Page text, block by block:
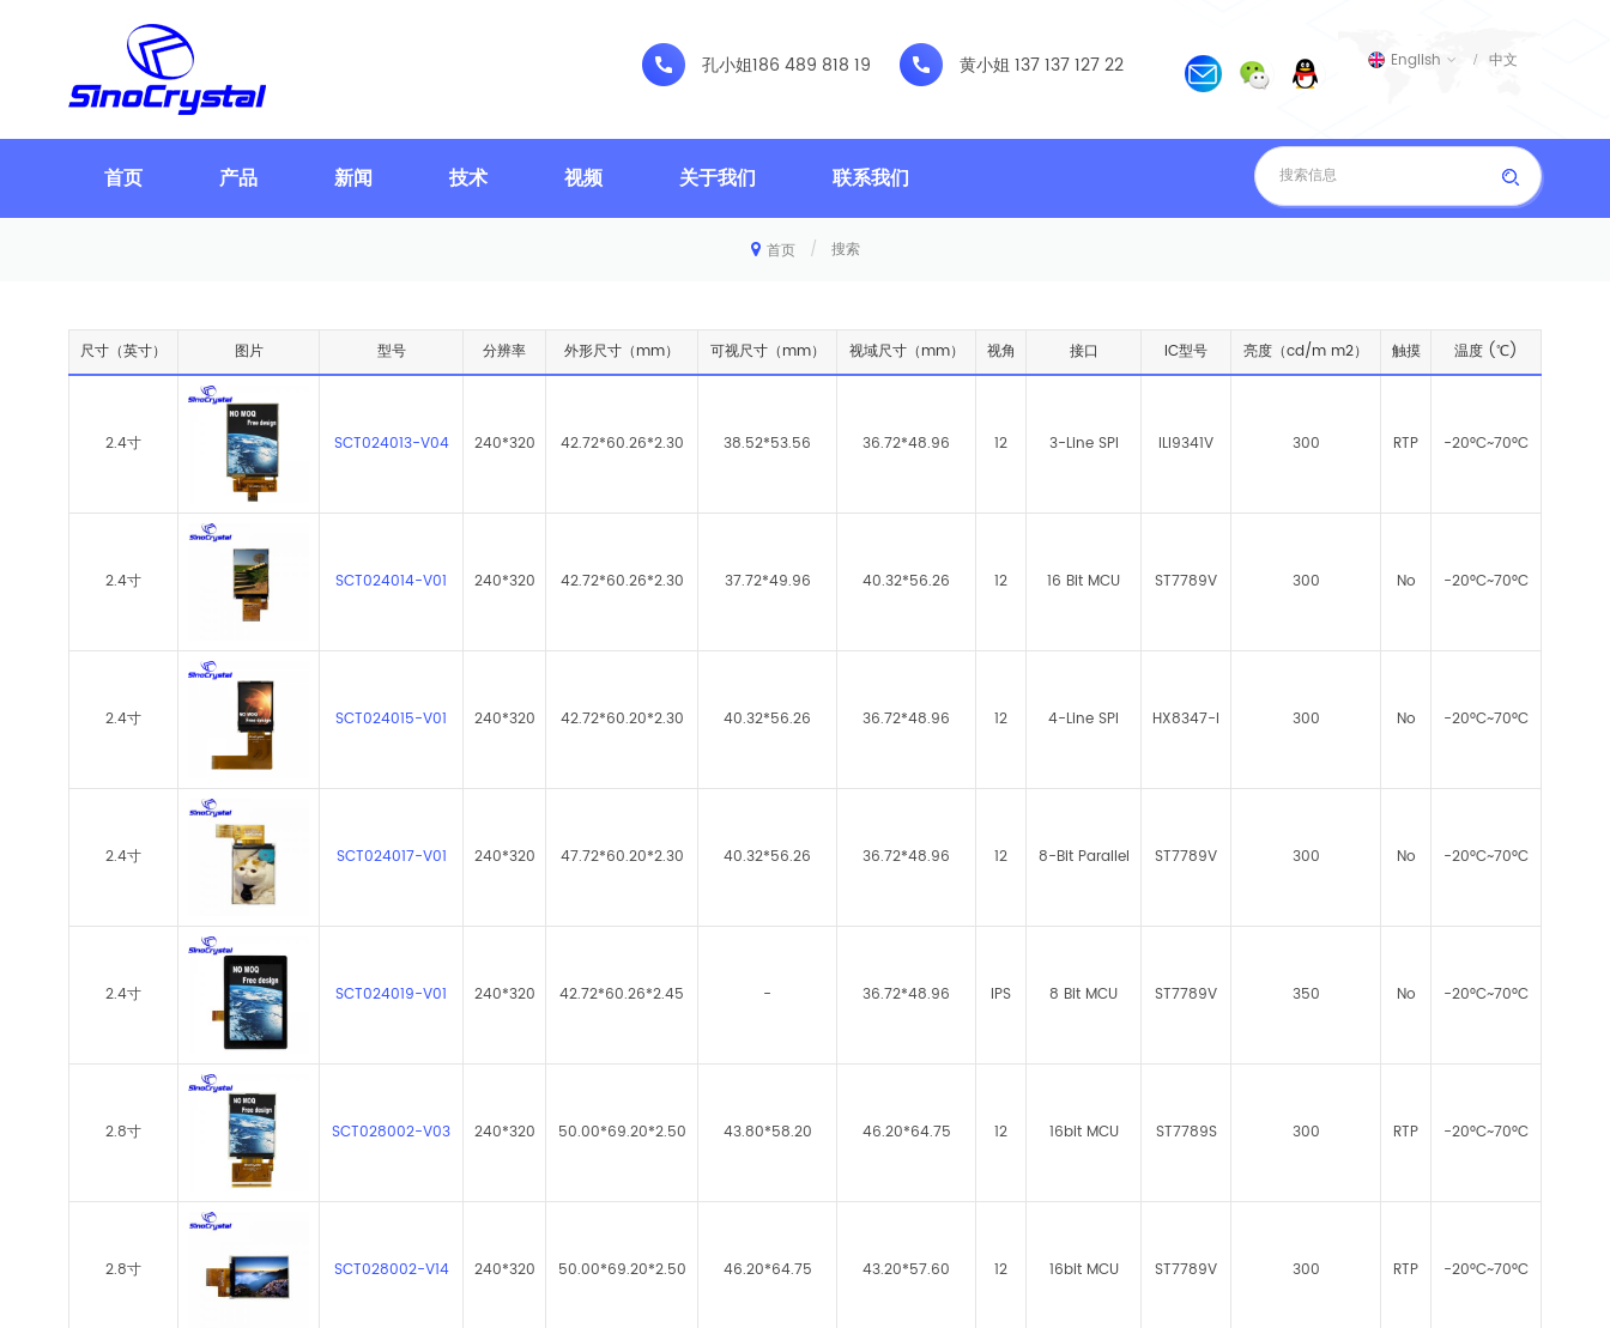
English 中文
孔小姐186 489 818 19 黄小姐137 137 127 22
首页 产品 新闻 技术 视频 关于我们 联系我们
首页 / 搜索
尺寸（英寸） 图片 型号 分辨率 外形尺寸（mm） 可视尺寸（mm） 视域尺寸（mm） 视角 接口 IC型号 亮度（cd/m m2） 触摸 温度 (℃)
2.4寸 SCT024013-V04 240*320 42.72*60.26*2.30 38.52*53.56 36.72*48.96 12 3-Line SPI ILI9341V 300 RTP -20°C~70°C
2.4寸 SCT024014-V01 240*320 42.72*60.26*2.30 37.72*49.96 40.32*56.26 12 16 Bit MCU ST7789V 300 No -20°C~70°C
2.4寸 SCT024015-V01 240*320 42.72*60.20*2.30 40.32*56.26 36.72*48.96 12 4-Line SPI HX8347-I 300 No -20°C~70°C
2.4寸 SCT024017-V01 240*320 47.72*60.20*2.30 40.32*56.26 36.72*48.96 12 8-Bit Parallel ST7789V 300 No -20°C~70°C
2.4寸 SCT024019-V01 240*320 42.72*60.26*2.45 - 36.72*48.96 IPS 8 Bit MCU ST7789V 350 No -20°C~70°C
2.8寸 SCT028002-V03 240*320 50.00*69.20*2.50 43.80*58.20 46.20*64.75 12 16bit MCU ST7789S 300 RTP -20°C~70°C
2.8寸 SCT028002-V14 240*320 50.00*69.20*2.50 46.20*64.75 43.20*57.60 12 16bit MCU ST7789V 300 RTP -20°C~70°C